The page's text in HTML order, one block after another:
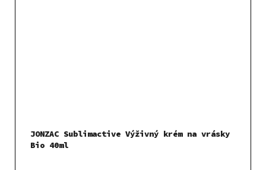
JONZAC Sublimactive Výživný krém na vrásky
Bio 40ml